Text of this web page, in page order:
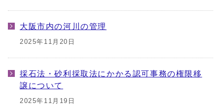
大阪市内の河川の管理
2025年11月20日
採石法・砂利採取法にかかる認可事務の権限移
譲について
2025年11月19日